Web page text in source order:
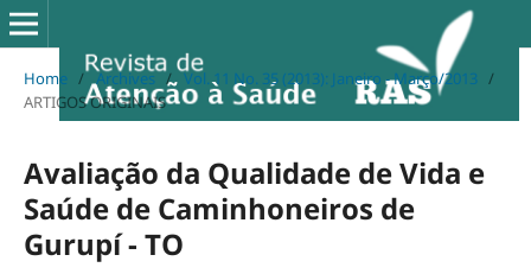
Home / Archives / Vol. 11 No. 35 (2013): Janeiro - Março/2013 /
ARTIGOS ORIGINAIS
Avaliação da Qualidade de Vida e
Saúde de Caminhoneiros de
Gurupí - TO